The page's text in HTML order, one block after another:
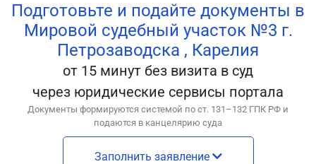
Подготовьте и подайте документы в
Мировой судебный участок №3 г.
Петрозаводска , Карелия
от 15 минут без визита в суд
через юридические сервисы портала
Документы формируются системой по ст. 131–132 ГПК РФ и
подаются в канцелярию суда
Заполнить заявление